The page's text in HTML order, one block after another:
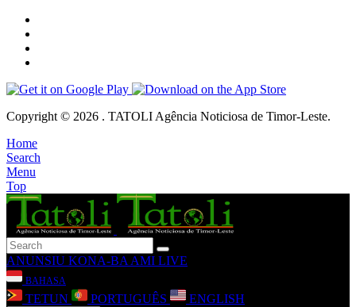
Copyright © 2026 . TATOLI Agência Noticiosa de Timor-Leste.
Home
Search
Menu
Top
ANUNSIU KONA-BA AMI LIVE
BAHASA
TETUN PORTUGUÊS ENGLISH